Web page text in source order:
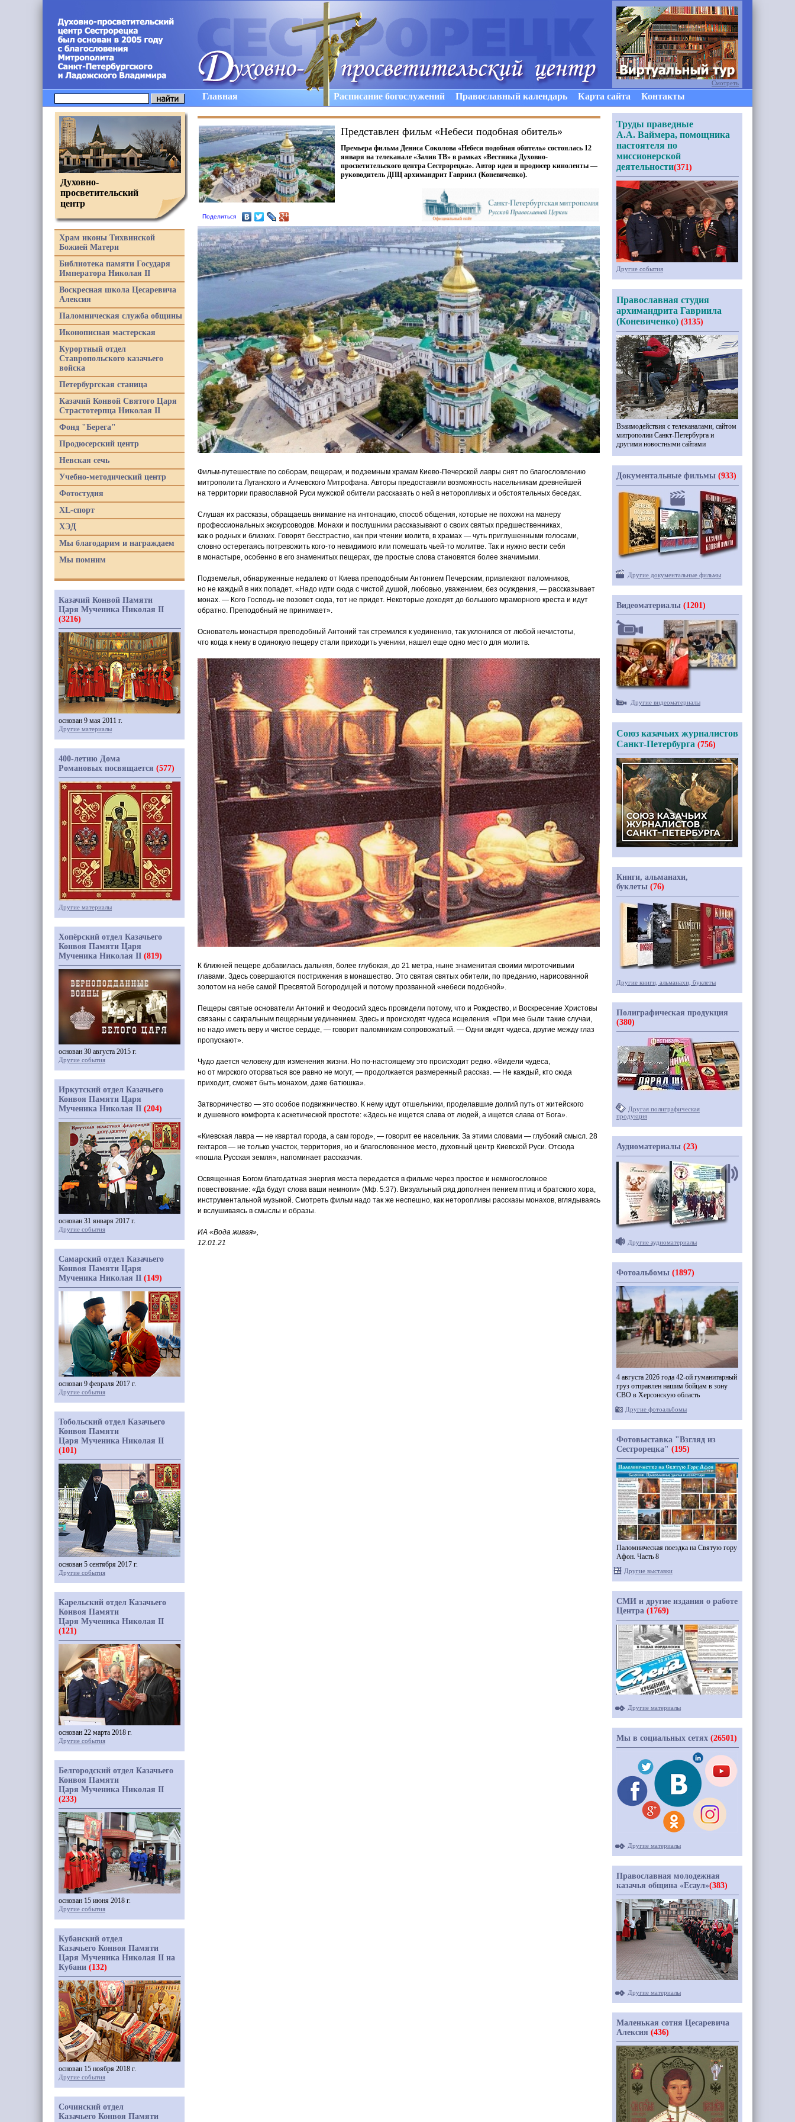
Главная Расписание богослужений Православный календарь Карта сайта Контакты
Поделиться
Представлен фильм «Небеси подобная обитель»
Премьера фильма Дениса Соколова «Небеси подобная обитель» состоялась 12
января на телеканале «Залив ТВ» в рамках «Вестника Духовно-
просветительского центра Сестрорецка». Автор идеи и продюсер киноленты —
руководитель ДПЦ архимандрит Гавриил (Коневиченко).
Фильм-путешествие по соборам, пещерам, и подземным храмам Киево-Печерской лавры снят по благословлению
митрополита Луганского и Алчевского Митрофана. Авторы предоставили возможность насельникам древнейшей
на территории православной Руси мужской обители рассказать о ней в неторопливых и обстоятельных беседах.
Слушая их рассказы, обращаешь внимание на интонацию, способ общения, которые не похожи на манеру
профессиональных экскурсоводов. Монахи и послушники рассказывают о своих святых предшественниках,
как о родных и близких. Говорят бесстрастно, как при чтении молитв, в храмах — чуть приглушенными голосами,
словно остерегаясь потревожить кого-то невидимого или помешать чьей-то молитве. Так и нужно вести себя
в монастыре, особенно в его знаменитых пещерах, где простые слова становятся более значимыми.
Подземелья, обнаруженные недалеко от Киева преподобным Антонием Печерским, привлекают паломников,
но не каждый в них попадет. «Надо идти сюда с чистой душой, любовью, уважением, без осуждения, — рассказывает
монах. — Кого Господь не позовет сюда, тот не придет. Некоторые доходят до большого мраморного креста и идут
обратно. Преподобный не принимает».
Основатель монастыря преподобный Антоний так стремился к уединению, так уклонился от любой нечистоты,
что когда к нему в одинокую пещеру стали приходить ученики, нашел еще одно место для молитв.
К ближней пещере добавилась дальняя, более глубокая, до 21 метра, ныне знаменитая своими мироточивыми
главами. Здесь совершаются пострижения в монашество. Это святая святых обители, по преданию, нарисованной
золотом на небе самой Пресвятой Богородицей и потому прозванной «небеси подобной».
Пещеры святые основатели Антоний и Феодосий здесь провидели потому, что и Рождество, и Воскресение Христовы
связаны с сакральным пещерным уединением. Здесь и происходят чудеса исцеления. «При мне были такие случаи,
но надо иметь веру и чистое сердце, — говорит паломникам сопровожатый. — Одни видят чудеса, другие между глаз
пропускают».
Чудо дается человеку для изменения жизни. Но по-настоящему это происходит редко. «Видели чудеса,
но от мирского оторваться все равно не могут, — продолжается размеренный рассказ. — Не каждый, кто сюда
приходит, сможет быть монахом, даже батюшка».
Затворничество — это особое подвижничество. К нему идут отшельники, проделавшие долгий путь от житейского
и душевного комфорта к аскетической простоте: «Здесь не ищется слава от людей, а ищется слава от Бога».
«Киевская лавра — не квартал города, а сам город», — говорит ее насельник. За этими словами — глубокий смысл. 28
гектаров — не только участок, территория, но и благословенное место, духовный центр Киевской Руси. Отсюда
«пошла Русская земля», напоминает рассказчик.
Освященная Богом благодатная энергия места передается в фильме через простое и немногословное
повествование: «Да будут слова ваши немноги» (Мф. 5:37). Визуальный ряд дополнен пением птиц и братского хора,
инструментальной музыкой. Смотреть фильм надо так же неспешно, как неторопливы рассказы монахов, вглядываясь
и вслушиваясь в смыслы и образы.
ИА «Водаживая»,
12.01.21
Духовно-
просветительский
центр
Храм иконы Тихвинской
Божией Матери
Библиотека памяти Государя
Императора Николая II
Воскресная школа Цесаревича
Алексия
Паломническая служба общины
Иконописная мастерская
Курортный отдел
Ставропольского казачьего
войска
Петербургская станица
Казачий Конвой Святого Царя
Страстотерпца Николая II
Фонд "Берега"
Продюсерский центр
Невская сечь
Учебно-методический центр
Фотостудия
XL-спорт
ХЭД
Мы благодарим и награждаем
Мы помним
Казачий Конвой Памяти
Царя Мученика Николая II
(3216)
основан 9 мая 2011 г.
Другие материалы
400-летию Дома
Романовых посвящается (577)
Другие материалы
Хопёрский отдел Казачьего
Конвоя Памяти Царя
Мученика Николая II (819)
основан 30 августа 2015 г.
Другие события
Иркутский отдел Казачьего
Конвоя Памяти Царя
Мученика Николая II (204)
основан 31 января 2017 г.
Другие события
Самарский отдел Казачьего
Конвоя Памяти Царя
Мученика Николая II (149)
основан 9 февраля 2017 г.
Другие события
Тобольский отдел Казачьего
Конвоя Памяти
Царя Мученика Николая II
(101)
основан 5 сентября 2017 г.
Другие события
Карельский отдел Казачьего
Конвоя Памяти
Царя Мученика Николая II
(121)
основан 22 марта 2018 г.
Другие события
Белгородский отдел Казачьего
Конвоя Памяти
Царя Мученика Николая II
(233)
основан 15 июня 2018 г.
Другие события
Кубанский отдел
Казачьего Конвоя Памяти
Царя Мученика Николая II на
Кубани (132)
основан 15 ноября 2018 г.
Другие события
Сочинский отдел
Казачьего Конвоя Памяти
Смотреть
Труды праведные
А.А. Ваймера, помощника
настоятеля по
миссионерской
деятельности(371)
Другие события
Православная студия
архимандрита Гавриила
(Коневиченко) (3135)
Взаимодействия с телеканалами, сайтом
митрополии Санкт-Петербурга и
другими новостными сайтами
Документальные фильмы (933)
Другие документальные фильмы
Видеоматериалы (1201)
Другие видеоматериалы
Союз казачьих журналистов
Санкт-Петербурга (756)
Книги, альманахи,
буклеты (76)
Другие книги, альманахи, буклеты
Полиграфическая продукция
(380)
Другая полиграфическая
продукция
Аудиоматериалы (23)
Другие аудиоматериалы
Фотоальбомы (1897)
4 августа 2026 года 42-ой гуманитарный
груз отправлен нашим бойцам в зону
СВО в Херсонскую область
Другие фотоальбомы
Фотовыставка "Взгляд из
Сестрорецка" (195)
Паломническая поездка на Святую гору
Афон. Часть 8
Другие выставки
СМИ и другие издания о работе
Центра (1769)
Другие материалы
Мы в социальных сетях (26501)
Другие материалы
Православная молодежная
казачья община «Есаул»(383)
Другие материалы
Маленькая сотня Цесаревича
Алексия (436)